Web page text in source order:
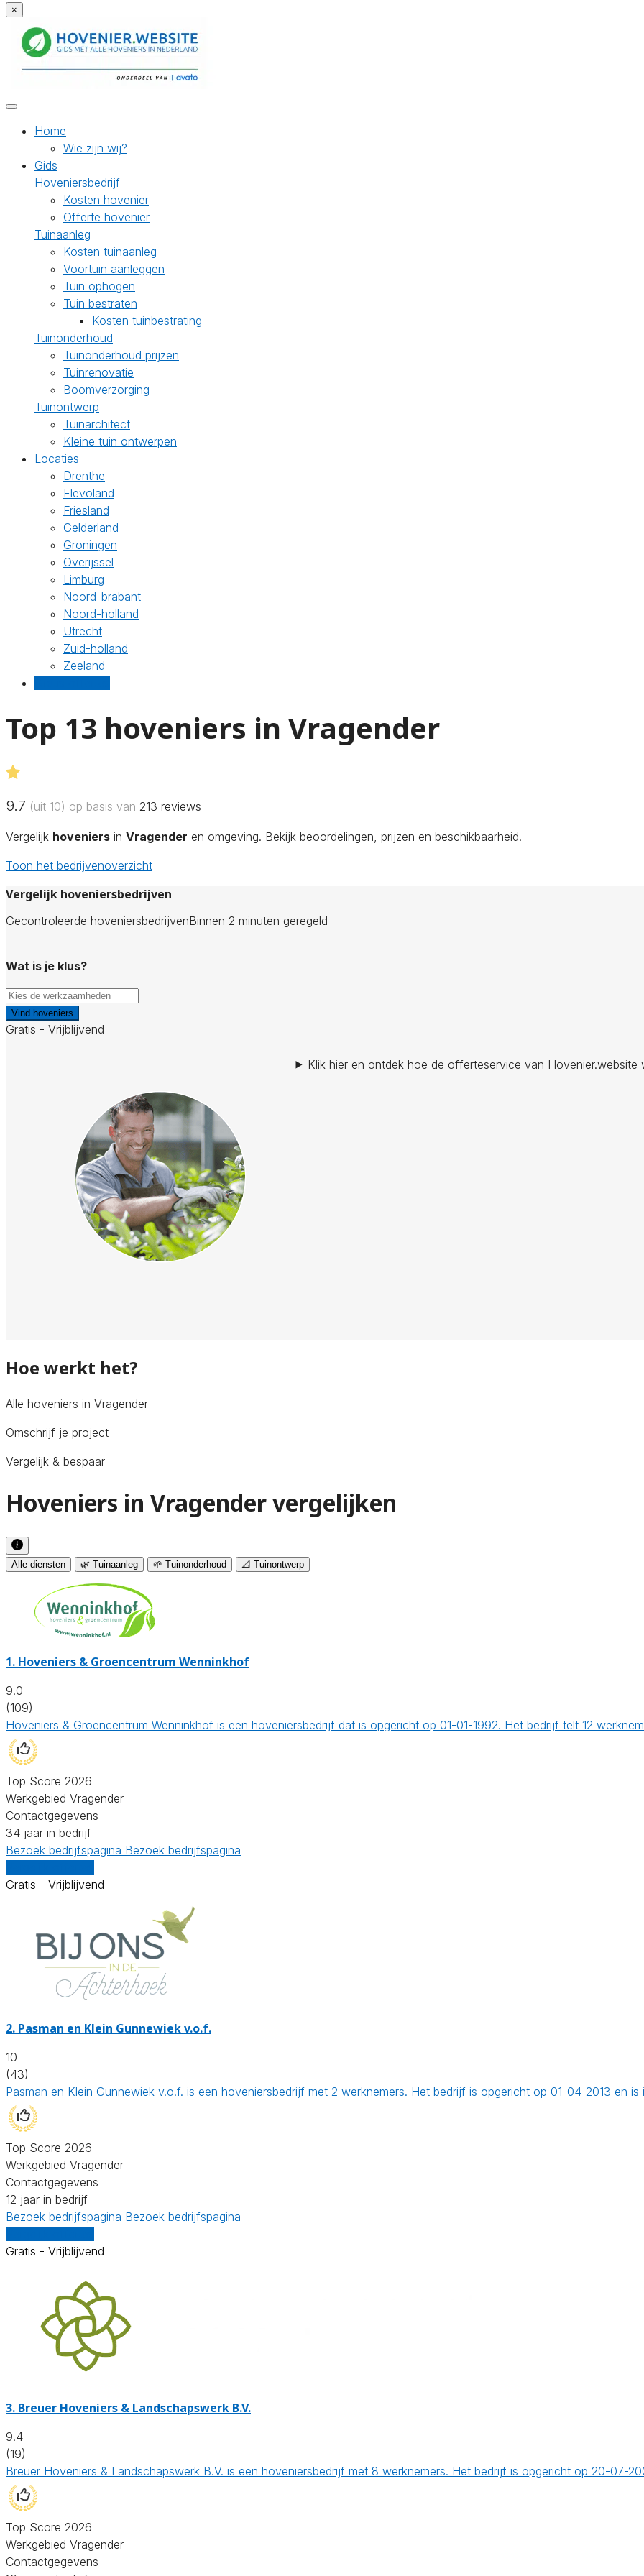
×
Home
Wie zijn wij?
Gids
Hoveniersbedrijf
Kosten hovenier
Offerte hovenier
Tuinaanleg
Kosten tuinaanleg
Voortuin aanleggen
Tuin ophogen
Tuin bestraten
Kosten tuinbestrating
Tuinonderhoud
Tuinonderhoud prijzen
Tuinrenovatie
Boomverzorging
Tuinontwerp
Tuinarchitect
Kleine tuin ontwerpen
Locaties
Drenthe
Flevoland
Friesland
Gelderland
Groningen
Overijssel
Limburg
Noord-brabant
Noord-holland
Utrecht
Zuid-holland
Zeeland
Top 13 hoveniers in Vragender
9.7 (uit 10) op basis van 213 reviews
Vergelijk hoveniers in Vragender en omgeving. Bekijk beoordelingen, prijzen en beschikbaarheid.
Toon het bedrijvenoverzicht
Vergelijk hoveniersbedrijven
Gecontroleerde hoveniersbedrijvenBinnen 2 minuten geregeld
Wat is je klus?
Vind hoveniers
Gratis - Vrijblijvend
Klik hier en ontdek hoe de offerteservice van Hovenier.website
Hoe werkt het?
Alle hoveniers in Vragender
Omschrijf je project
Vergelijk & bespaar
Hoveniers in Vragender vergelijken
Alle diensten 🌿 Tuinaanleg 🌱 Tuinonderhoud 📐 Tuinontwerp
1. Hoveniers & Groencentrum Wenninkhof
9.0
(109)
Hoveniers & Groencentrum Wenninkhof is een hoveniersbedrijf dat is opgericht op 01-01-1992. Het bedrijf telt 12
Top Score 2026
Werkgebied Vragender
Contactgegevens
34 jaar in bedrijf
Bezoek bedrijfspagina Bezoek bedrijfspagina
Gratis - Vrijblijvend
2. Pasman en Klein Gunnewiek v.o.f.
10
(43)
Pasman en Klein Gunnewiek v.o.f. is een hoveniersbedrijf met 2 werknemers. Het bedrijf is opgericht op 01-04-2013 en
Top Score 2026
Werkgebied Vragender
Contactgegevens
12 jaar in bedrijf
Bezoek bedrijfspagina Bezoek bedrijfspagina
Gratis - Vrijblijvend
3. Breuer Hoveniers & Landschapswerk B.V.
9.4
(19)
Breuer Hoveniers & Landschapswerk B.V. is een hoveniersbedrijf met 8 werknemers. Het bedrijf is opgericht op 20-07-
Top Score 2026
Werkgebied Vragender
Contactgegevens